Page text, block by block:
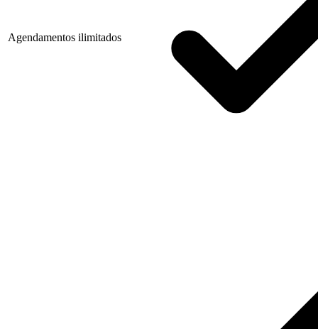
Agendamentos ilimitados